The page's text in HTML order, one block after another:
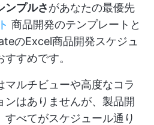
ンプルさがあなたの最優先
商品開発のテンプレートと
のExcel商品開発スケジュ
すめです。
マルチビューや高度なコラ
ンはありませんが、製品開
べてがスケジュール通り